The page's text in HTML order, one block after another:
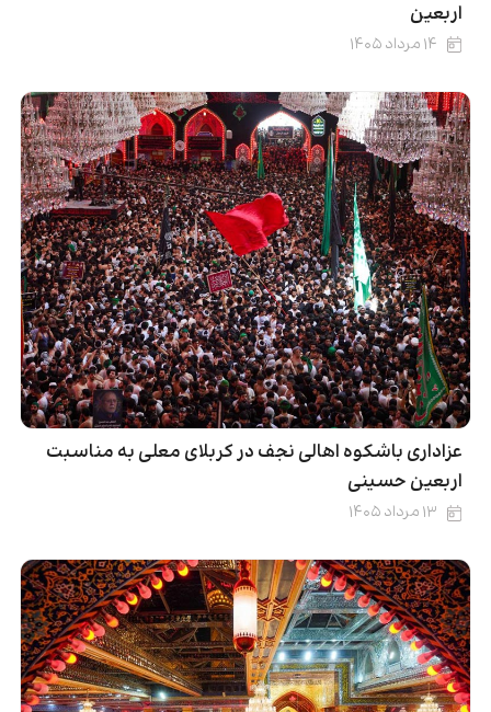
اربعین
۱۴ مرداد ۱۴۰۵
عزاداری باشکوه اهالی نجف در کربلای معلی به مناسبت
اربعین حسینی
۱۳ مرداد ۱۴۰۵